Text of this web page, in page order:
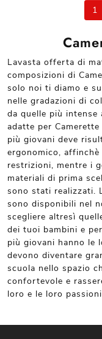
1
Lavasta offerta di
composizioni di
solo noi ti diamo e
nelle gradazioni di
da quelle più intense
adatte per
più giovani deve
ergonomico,
restrizioni, mentre i
materiali di prima
sono stati realizzati.
sono disponibili nel
scegliere altresì
dei tuoi bambini e
più giovani hanno le
devono diventare
scuola nello spazio
confortevole e
loro e le loro